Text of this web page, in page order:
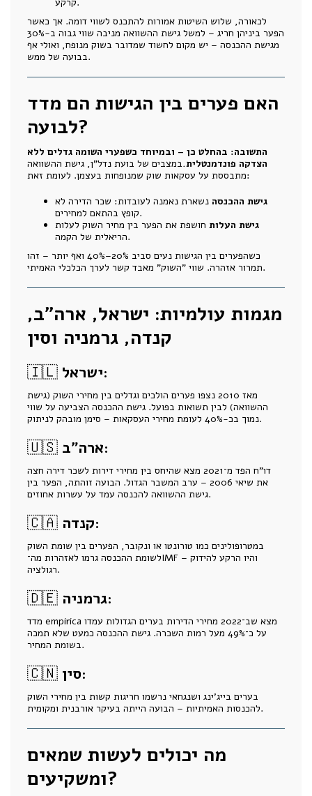
לכאורה, שלוש השיטות אמורות להתכנס לשווי דומה. אך כאשר
הפער ביניהן חריג – למשל גישת ההשוואה מניבה שווי גבוה ב-30%
מגישת ההכנסה – יש מקום לחשוד שמדובר בשוק מנופח, ואולי אף
בבועה של ממש.
האם פערים בין הגישות הם מדד
לבועה?
התשובה: בהחלט כן – ובמיוחד כשפערי השומה גדלים ללא
הצדקה פונדמנטלית.במצבים של בועת נדל"ן, גישת ההשוואה
מתבססת על עסקאות שוק שמנופחות בעצמן. לעומת זאת:
גישת ההכנסה נשארת נאמנה לעובדות: שכר הדירה לא
קופץ בהתאם למחירים.
גישת העלות חושפת את הפער בין מחיר השוק לעלות
הריאלית של הקמה.
כשהפערים בין הגישות נעים סביב 20%–40% ואף יותר – זהו
תמרור אזהרה. שווי "השוק" מאבד קשר לערך הכלכלי האמיתי.
מגמות עולמיות: ישראל, ארה"ב,
קנדה, גרמניה וסין
🇮🇱 ישראל:
מאז 2010 נצפו פערים הולכים וגדלים בין מחירי השוק (גישת
ההשוואה) לבין תשואות בפועל. גישת ההכנסה הצביעה על שווי
נמוך בכ-40% לעומת מחירי העסקאות – סימן מובהק לניתוק.
🇺🇸 ארה"ב:
דו"ח הפד מ־2021 מצא שהיחס בין מחירי דירות לשכר דירה חצה
את שיאי 2006 – ערב המשבר הגדול. הבועה זוהתה, הפער בין
גישת ההשוואה להכנסה עמד על עשרות אחוזים.
🇨🇦 קנדה:
במטרופולינים כמו טורונטו או ונקובר, הפערים בין שומת השוק
לשומת ההכנסה גרמו לאזהרות מה־IMF – והיו הרקע להידוק
רגולציה.
🇩🇪 גרמניה:
מדד empirica מצא שב־2022 מחירי הדירות בערים הגדולות עמדו
על כ־49% מעל רמות השכרה. גישת ההכנסה כמעט שלא תמכה
בשומת המחיר.
🇨🇳 סין:
בערים בייג’ינג ושנגחאי נרשמו חריגות קשות בין מחירי השוק
להכנסות האמיתיות – הבועה הייתה בעיקר אורבנית ומקומית.
מה יכולים לעשות שמאים
ומשקיעים?